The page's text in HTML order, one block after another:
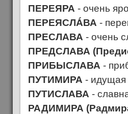
ПЕРЕЯРА - очень
ПЕРЕЯСЛÁВА -
ПРЕСЛАВА - очень
ПРЕДСЛАВА
ПРИБЫСЛАВА -
ПУТИМИРА - идущая
ПУТИСЛАВА -
РАДИМИРА